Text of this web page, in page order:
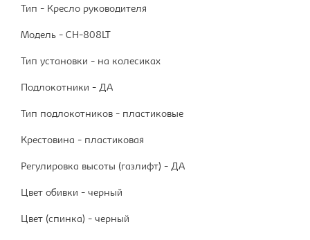
Тип - Кресло руководителя
Модель - CH-808LT
Тип установки - на колесиках
Подлокотники - ДА
Тип подлокотников - пластиковые
Крестовина - пластиковая
Регулировка высоты (газлифт) - ДА
Цвет обивки - черный
Цвет (спинка) - черный